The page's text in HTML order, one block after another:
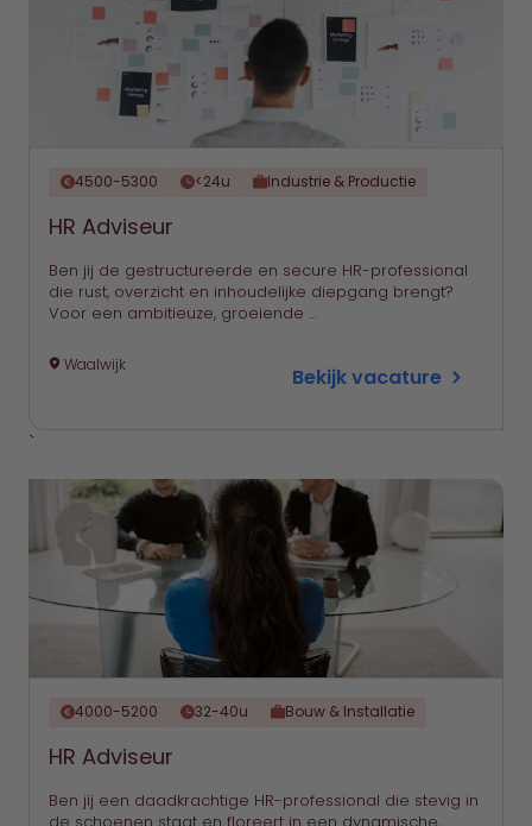
4500-5300 <24u Industrie & Productie
HR Adviseur
Ben jij de gestructureerde en secure HR-professional
die rust, overzicht en inhoudelijke diepgang brengt?
Voor een ambitieuze, groeiende …
Waalwijk Bekijk vacature
`
4000-5200 32-40u Bouw & Installatie
HR Adviseur
Ben jij een daadkrachtige HR-professional die stevig in
de schoenen staat en floreert in een dynamische,